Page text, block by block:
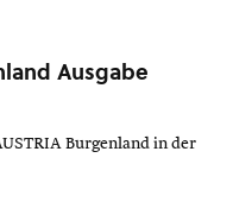
Ausgabe
Burgenland in der